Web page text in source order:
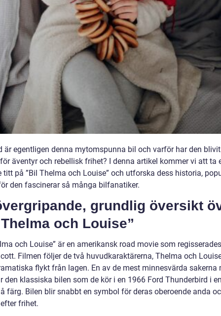
är egentligen denna mytomspunna bil och varför har den
äventyr och rebellisk frihet? I denna artikel kommer vi att ta
titt på ”Bil Thelma och Louise” och utforska dess historia,
den fascinerar så många bilfanatiker.
grundlig översikt
och Louise”
och Louise” är en amerikansk road movie som
Filmen följer de två huvudkaraktärerna, Thelma och
flykt från lagen. En av de mest minnesvärda sakerna
den klassiska bilen som de kör i en 1966 Ford Thunderbird i
färg. Bilen blir snabbt en symbol för deras oberoende anda
frihet.